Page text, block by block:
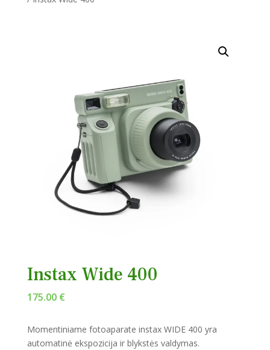
Instax Wide 400
175.00 €
Momentiniame fotoaparate instax WIDE 400 yra
automatinė ekspozicija ir blykstės valdymas.